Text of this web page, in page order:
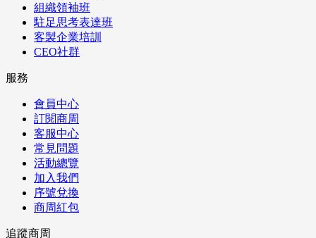
組織領袖班
駐足思考表達班
客製企業培訓
CEO社群
服務
會員中心
訂閱商周
客服中心
常見問題
活動總覽
加入我們
序號兌換
商周紅包
追蹤商周